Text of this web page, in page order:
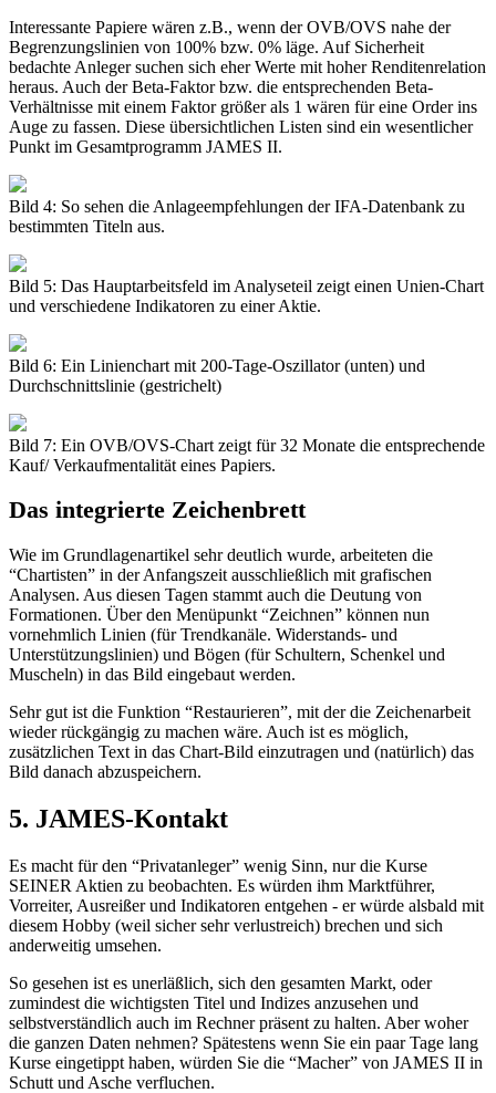
Interessante Papiere wären z.B., wenn der OVB/OVS nahe der
Begrenzungslinien von 100% bzw. 0% läge. Auf Sicherheit
bedachte Anleger suchen sich eher Werte mit hoher Renditenrelation
heraus. Auch der Beta-Faktor bzw. die entsprechenden Beta-
Verhältnisse mit einem Faktor größer als 1 wären für eine Order ins
Auge zu fassen. Diese übersichtlichen Listen sind ein wesentlicher
Punkt im Gesamtprogramm JAMES II.
Bild 4: So sehen die Anlageempfehlungen der IFA-Datenbank zu
bestimmten Titeln aus.
Bild 5: Das Hauptarbeitsfeld im Analyseteil zeigt einen Unien-Chart
und verschiedene Indikatoren zu einer Aktie.
Bild 6: Ein Linienchart mit 200-Tage-Oszillator (unten) und
Durchschnittslinie (gestrichelt)
Bild 7: Ein OVB/OVS-Chart zeigt für 32 Monate die entsprechende
Kauf/ Verkaufmentalität eines Papiers.
Das integrierte Zeichenbrett
Wie im Grundlagenartikel sehr deutlich wurde, arbeiteten die
“Chartisten” in der Anfangszeit ausschließlich mit grafischen
Analysen. Aus diesen Tagen stammt auch die Deutung von
Formationen. Über den Menüpunkt “Zeichnen” können nun
vornehmlich Linien (für Trendkanäle. Widerstands- und
Unterstützungslinien) und Bögen (für Schultern, Schenkel und
Muscheln) in das Bild eingebaut werden.
Sehr gut ist die Funktion “Restaurieren”, mit der die Zeichenarbeit
wieder rückgängig zu machen wäre. Auch ist es möglich,
zusätzlichen Text in das Chart-Bild einzutragen und (natürlich) das
Bild danach abzuspeichern.
5. JAMES-Kontakt
Es macht für den “Privatanleger” wenig Sinn, nur die Kurse
SEINER Aktien zu beobachten. Es würden ihm Marktführer,
Vorreiter, Ausreißer und Indikatoren entgehen - er würde alsbald mit
diesem Hobby (weil sicher sehr verlustreich) brechen und sich
anderweitig umsehen.
So gesehen ist es unerläßlich, sich den gesamten Markt, oder
zumindest die wichtigsten Titel und Indizes anzusehen und
selbstverständlich auch im Rechner präsent zu halten. Aber woher
die ganzen Daten nehmen? Spätestens wenn Sie ein paar Tage lang
Kurse eingetippt haben, würden Sie die “Macher” von JAMES II in
Schutt und Asche verfluchen.